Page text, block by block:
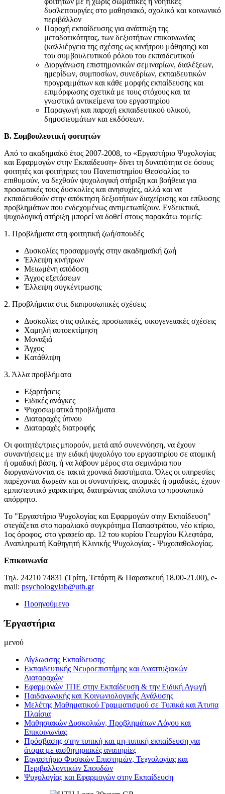
δυσλειτουργίες στο μαθησιακό, σχολικό και κοινωνικό
περιβάλλον
Παροχή εκπαίδευσης για ανάπτυξη της
μεταδοτικότητας, των δεξιοτήτων επικοινωνίας
(καλλιέργεια της σχέσης ως κινήτρου μάθησης) και
του συμβουλευτικού ρόλου του εκπαιδευτικού
Διοργάνωση επιστημονικών σεμιναρίων, διαλέξεων,
ημερίδων, συμποσίων, συνεδρίων, εκπαιδευτικών
προγραμμάτων και κάθε μορφής εκπαίδευσης και
επιμόρφωσης σχετικά με τους στόχους και τα
γνωστικά αντικείμενα του εργαστηρίου
Παραγωγή και παροχή εκπαιδευτικού υλικού,
δημοσιευμάτων και εκδόσεων.
Β. Συμβουλευτική φοιτητών
Από το ακαδημαϊκό έτος 2007-2008, το «Εργαστήριο Ψυχολογίας
και Εφαρμογών στην Εκπαίδευση» δίνει τη δυνατότητα σε όσους
φοιτητές και φοιτήτριες του Πανεπιστημίου Θεσσαλίας το
επιθυμούν, να δεχθούν ψυχολογική στήριξη και βοήθεια για
προσωπικές τους δυσκολίες και ανησυχίες, αλλά και να
εκπαιδευθούν στην απόκτηση δεξιοτήτων διαχείρισης και επίλυσης
προβλημάτων που ενδεχομένως αντιμετωπίζουν. Ενδεικτικά,
ψυχολογική στήριξη μπορεί να δοθεί στους παρακάτω τομείς:
1. Προβλήματα στη φοιτητική ζωή/σπουδές
Δυσκολίες προσαρμογής στην ακαδημαϊκή ζωή
Έλλειψη κινήτρων
Μειωμένη απόδοση
Άγχος εξετάσεων
Έλλειψη συγκέντρωσης
2. Προβλήματα στις διαπροσωπικές σχέσεις
Δυσκολίες στις φιλικές, προσωπικές, οικογενειακές σχέσεις
Χαμηλή αυτοεκτίμηση
Μοναξιά
Άγχος
Kατάθλιψη
3. Άλλα προβλήματα
Εξαρτήσεις
Ειδικές ανάγκες
Ψυχοσωματικά προβλήματα
Διαταραχές ύπνου
Διαταραχές διατροφής
Οι φοιτητές/τριες μπορούν, μετά από συνεννόηση, να έχουν
συναντήσεις με την ειδική ψυχολόγο του εργαστηρίου σε ατομική
ή ομαδική βάση, ή να λάβουν μέρος στα σεμινάρια που
διοργανώνονται σε τακτά χρονικά διαστήματα. Όλες οι υπηρεσίες
παρέχονται δωρεάν και οι συναντήσεις, ατομικές ή ομαδικές, έχουν
εμπιστευτικό χαρακτήρα, διατηρώντας απόλυτα το προσωπικό
απόρρητο.
Το "Εργαστήριο Ψυχολογίας και Εφαρμογών στην Εκπαίδευση"
στεγάζεται στο παραλιακό συγκρότημα Παπαστράτου, νέο κτίριο,
1ος όροφος, στο γραφείο αρ. 12 του κυρίου Γεωργίου Κλεφτάρα,
Αναπληρωτή Καθηγητή Κλινικής Ψυχολογίας - Ψυχοπαθολογίας.
Επικοινωνία
Τηλ. 24210 74831 (Τρίτη, Τετάρτη & Παρασκευή 18.00-21.00), e-
mail: psychologylab@uth.gr
Προηγούμενο
Έργαστήρια
μενού
Δίγλωσσης Εκπαίδευσης
Εκπαιδευτικής Νευροεπιστήμης και Αναπτυξιακών
Διαταραχών
Εφαρμογών ΤΠΕ στην Εκπαίδευση & την Ειδική Αγωγή
Παιδαγωγικής και Κοινωνιολογικής Ανάλυσης
Μελέτης Μαθηματικού Γραμματισμού σε Τυπικά και Άτυπα
Πλαίσια
Μαθησιακών Δυσκολιών, Προβλημάτων Λόγου και
Επικοινωνίας
Πρόσβασης στην τυπική και μη-τυπική εκπαίδευση για
άτομα με αισθητηριακές αναπηρίες
Εργαστήριο Φυσικών Επιστημών, Τεχνολογίας και
Περιβαλλοντικών Σπουδών
Ψυχολογίας και Εφαρμογών στην Εκπαίδευση